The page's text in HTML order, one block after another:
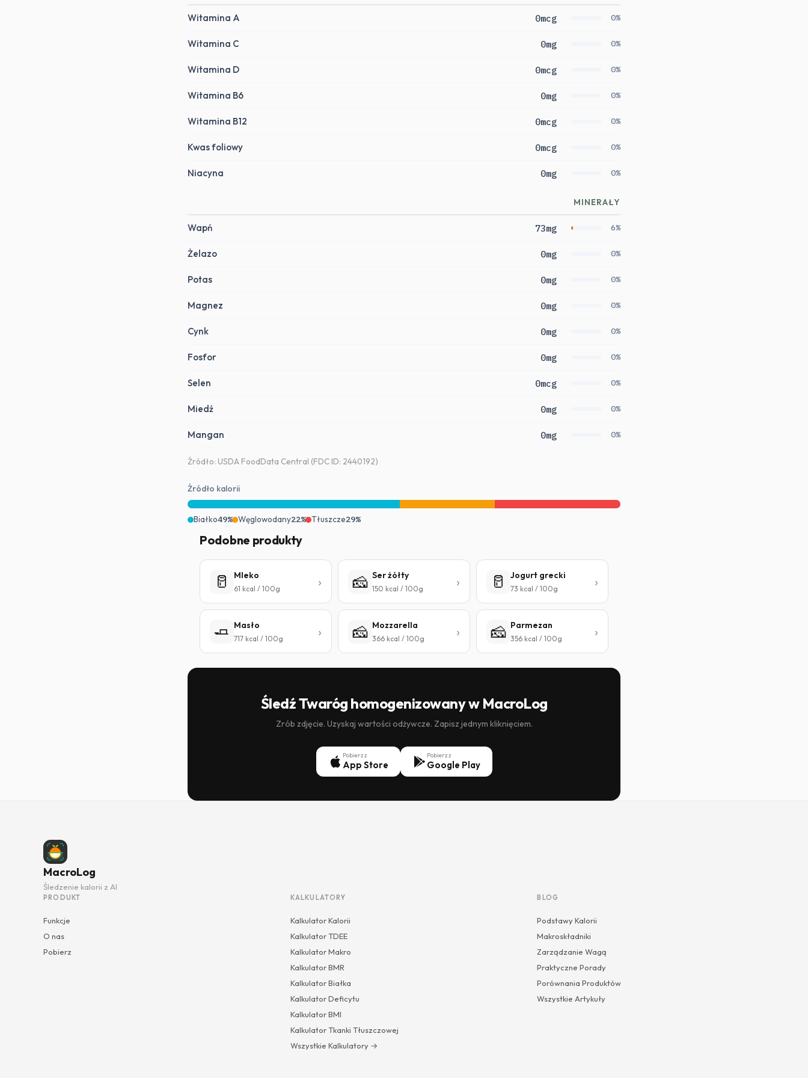
Witamina A 0mcg 0%
Witamina C 0mg 0%
Witamina D 0mcg 0%
Witamina B6 0mg 0%
Witamina B12 0mcg 0%
Kwas foliowy 0mcg 0%
Niacyna 0mg 0%
MINERAŁY
Wapń 73mg 6%
Żelazo 0mg 0%
Potas 0mg 0%
Magnez 0mg 0%
Cynk 0mg 0%
Fosfor 0mg 0%
Selen 0mcg 0%
Miedź 0mg 0%
Mangan 0mg 0%
Źródło: USDA FoodData Central (FDC ID: 2440192)
Źródło kalorii
Białko49% Węglowodany22% Tłuszcze29%
Podobne produkty
🥛 Mleko
61 kcal / 100g 🧀 Ser żółty
150 kcal / 100g 🥛 Jogurt grecki
73 kcal / 100g
🧈 Masło
717 kcal / 100g 🧀 Mozzarella
366 kcal / 100g 🧀 Parmezan
356 kcal / 100g
Śledź Twaróg homogenizowany w MacroLog
Zrób zdjęcie. Uzyskaj wartości odżywcze. Zapisz jednym kliknięciem.
Pobierz z
App Store
Pobierz z
Google Play
MacroLog
Śledzenie kalorii z AI
PRODUKT
Funkcje
O nas
Pobierz
KALKULATORY
Kalkulator Kalorii
Kalkulator TDEE
Kalkulator Makro
Kalkulator BMR
Kalkulator Białka
Kalkulator Deficytu
Kalkulator BMI
Kalkulator Tkanki Tłuszczowej
Wszystkie Kalkulatory →
BLOG
Podstawy Kalorii
Makroskładniki
Zarządzanie Wagą
Praktyczne Porady
Porównania Produktów
Wszystkie Artykuły